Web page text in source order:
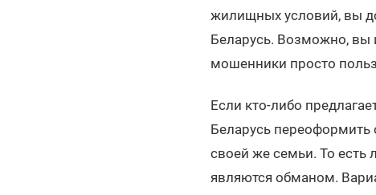
жилищных условий, вы
Беларусь. Возможно, вы
мошенники просто
Если кто-либо
Беларусь переоформить
своей же семьи. То есть
являются обманом.